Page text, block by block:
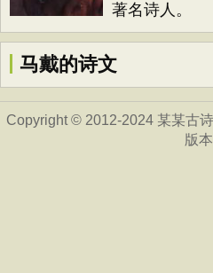
著名诗人。
马戴的诗文
Copyright © 2012-2024 某某古
版本